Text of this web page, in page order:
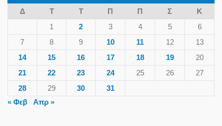
Δ
Τ Τ Π Π Σ
Κ
1
2 3 4 5
6
7
8 9 10 11 12
13
14
15 16 17 18 19
20
21
22 23 24 25 26
27
28
29 30
31
« Φεβ
Απρ »